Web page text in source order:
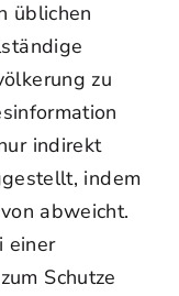
üblichen
zu
indirekt
indem
abweicht.
einer
Schutze